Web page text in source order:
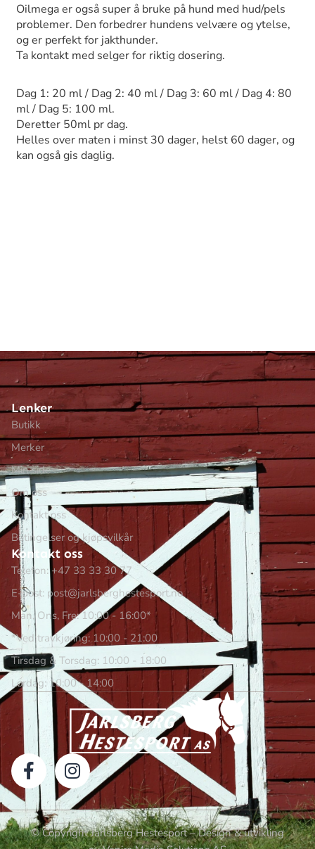
Oilmega er også super å bruke på hund med hud/pels
problemer. Den forbedrer hundens velvære og ytelse,
og er perfekt for jakthunder.
Ta kontakt med selger for riktig dosering.
Dag 1: 20 ml / Dag 2: 40 ml / Dag 3: 60 ml / Dag 4: 80
ml / Dag 5: 100 ml.
Deretter 50ml pr dag.
Helles over maten i minst 30 dager, helst 60 dager, og
kan også gis daglig.
Lenker
Butikk
Merker
Min side
Om oss
Kontakt oss
Betingelser og kjøpsvilkår
Kontakt oss
Telefon: +47 33 33 30 77
E-post: post@jarlsberghestesport.no
Man, Ons, Fre: 10:00 - 16:00*
*Ved travkjøring: 10:00 - 21:00
Tirsdag & Torsdag: 10:00 - 18:00
Lørdag: 10:00 - 14:00
© Copyright Jarlsberg Hestesport – Design & utvikling